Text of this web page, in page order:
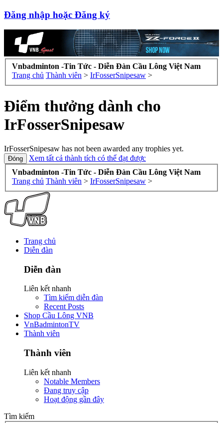
Đăng nhập hoặc Đăng ký
Vnbadminton -Tin Tức - Diễn Đàn Cầu Lông Việt Nam
Trang chủ Thành viên > IrFosserSnipesaw >
Điểm thưởng dành cho
IrFosserSnipesaw
IrFosserSnipesaw has not been awarded any trophies yet.
Xem tất cả thành tích có thể đạt được
Vnbadminton -Tin Tức - Diễn Đàn Cầu Lông Việt Nam
Trang chủ Thành viên > IrFosserSnipesaw >
Trang chủ
Diễn đàn
Diễn đàn
Liên kết nhanh
Tìm kiếm diễn đàn
Recent Posts
Shop Cầu Lông VNB
VnBadmintonTV
Thành viên
Thành viên
Liên kết nhanh
Notable Members
Đang truy cập
Hoạt động gần đây
Tìm kiếm